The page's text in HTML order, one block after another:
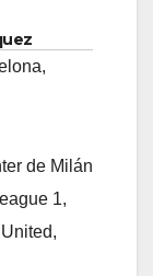
,
de Milán
1,
,